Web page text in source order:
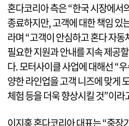
혼다코리아 측은 “한국 시장에서
종료하지만, 고객에 대한 책임 있
라며 “고객이 안심하고 혼다 자
필요한 지원과 안내를 지속 제공
다. 모터사이클 사업에 대해선 “
양한 라인업을 고객 니즈에 맞게
체험 등을 더욱 향상시킬 것”이라
이지홍 혼다코리아 대표는 “중장